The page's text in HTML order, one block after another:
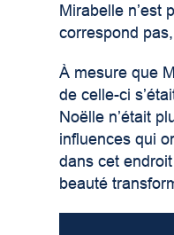
Mirabelle n’est
correspond
À mesure que
de celle-ci
Noëlle n’était
influences qui
dans cet
beauté